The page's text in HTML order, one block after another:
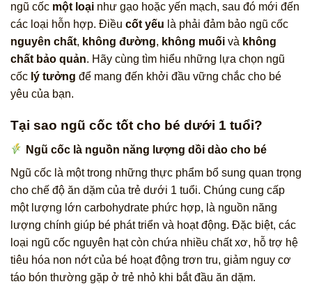
ngũ cốc một loại như gạo hoặc yến mạch, sau đó mới đến
các loại hỗn hợp. Điều cốt yếu là phải đảm bảo ngũ cốc
nguyên chất, không đường, không muối và không
chất bảo quản. Hãy cùng tìm hiểu những lựa chọn ngũ
cốc lý tưởng để mang đến khởi đầu vững chắc cho bé
yêu của bạn.
Tại sao ngũ cốc tốt cho bé dưới 1 tuổi?
Ngũ cốc là nguồn năng lượng dồi dào cho bé
Ngũ cốc là một trong những thực phẩm bổ sung quan trọng
cho chế độ ăn dặm của trẻ dưới 1 tuổi. Chúng cung cấp
một lượng lớn carbohydrate phức hợp, là nguồn năng
lượng chính giúp bé phát triển và hoạt động. Đặc biệt, các
loại ngũ cốc nguyên hạt còn chứa nhiều chất xơ, hỗ trợ hệ
tiêu hóa non nớt của bé hoạt động trơn tru, giảm nguy cơ
táo bón thường gặp ở trẻ nhỏ khi bắt đầu ăn dặm.